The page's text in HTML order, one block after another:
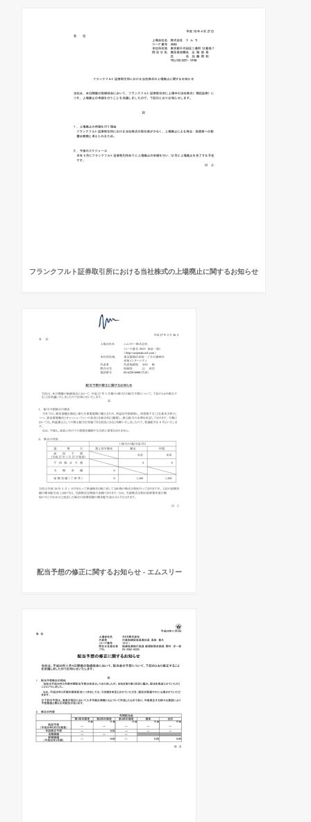
フランクフルト証券取引所における当社株式の上場廃止に関するお知らせ
配当予想の修正に関するお知らせ - エムスリー